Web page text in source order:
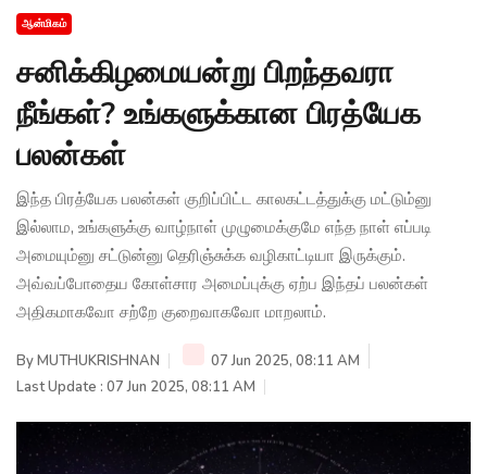
ஆன்மிகம்
சனிக்கிழமையன்று பிறந்தவரா
நீங்கள்? உங்களுக்கான பிரத்யேக
பலன்கள்
இந்த பிரத்யேக பலன்கள் குறிப்பிட்ட காலகட்டத்துக்கு மட்டும்னு
இல்லாம, உங்களுக்கு வாழ்நாள் முழுமைக்குமே எந்த நாள் எப்படி
அமையும்னு சட்டுன்னு தெரிஞ்சுக்க வழிகாட்டியா இருக்கும்.
அவ்வப்போதைய கோள்சார அமைப்புக்கு ஏற்ப இந்தப் பலன்கள்
அதிகமாகவோ சற்றே குறைவாகவோ மாறலாம்.
ByMUTHUKRISHNAN
07 Jun 2025, 08:11 AM
Last Update : 07 Jun 2025, 08:11 AM